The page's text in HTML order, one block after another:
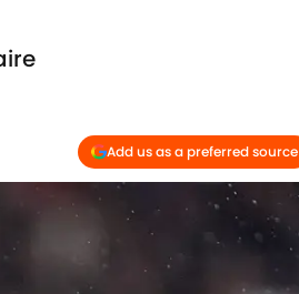
Add us as a preferred source